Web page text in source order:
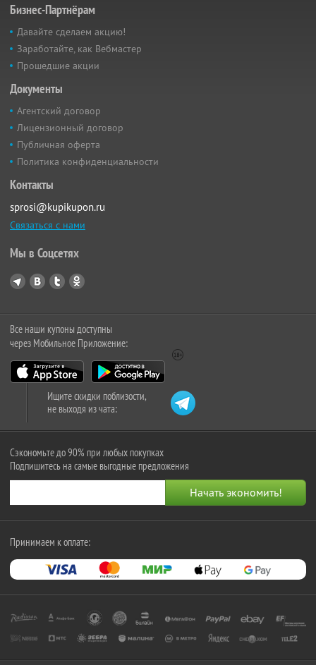
Бизнес-Партнёрам
Давайте сделаем акцию!
Заработайте, как Вебмастер
Прошедшие акции
Документы
Агентский договор
Лицензионный договор
Публичная оферта
Политика конфиденциальности
Контакты
sprosi@kupikupon.ru
Связаться с нами
Мы в Соцсетях
Все наши купоны доступны
через Мобильное Приложение:
Ищите скидки поблизости,
не выходя из чата:
Сэкономьте до 90% при любых покупках
Подпишитесь на самые выгодные предложения
Принимаем к оплате: